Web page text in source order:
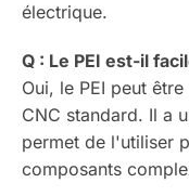
électrique.
Q : Le PEI est-il
Oui, le PEI peut
CNC standard. Il a
permet de l'utiliser
composants